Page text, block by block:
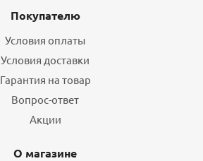
Покупателю
Условия оплаты
Условия доставки
Гарантия на товар
Вопрос-ответ
Акции
О магазине